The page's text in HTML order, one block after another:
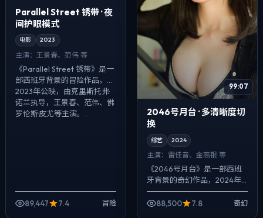
Parallel Street 锈带 · 夜
间护眼模式
电影 2023
主演： 王景春、范伟 等
《Parallel Street 锈带》是一
部西班牙背景的冒险作品，
2023年公映，由克里斯托弗·
诺兰执导，王景春、范伟、佛
罗伦斯·皮尤等主演。...
89,447 7.4 冒险
99:07
2046号月台 · 多清晰度切
换
综艺 2024
主演： 雷佳音、金高银 等
《2046号月台》是一部西班
牙背景的奇幻作品，2024年
公映，由是枝裕和执导，雷佳
音、金高银、周迅等主演。配
88,500 7.8 奇幻